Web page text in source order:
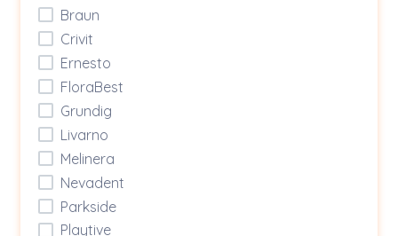
Braun
Crivit
Ernesto
FloraBest
Grundig
Livarno
Melinera
Nevadent
Parkside
Playtive